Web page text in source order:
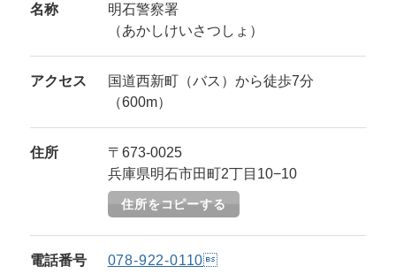
名称
明石警察署
（あかしけいさつしょ）
アクセス
国道西新町（バス）から徒歩7分
（600m）
住所
〒673-0025
兵庫県明石市田町2丁目10−10
住所をコピーする
電話番号 078-922-0110